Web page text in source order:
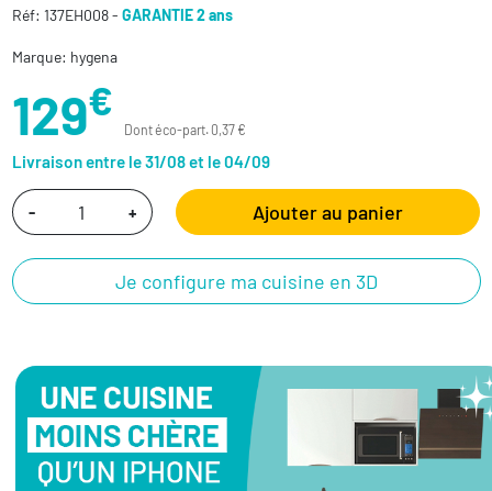
Réf: 137EH008 - GARANTIE 2 ans
Marque: hygena
129€
Dont éco-part. 0,37 €
Livraison entre le 31/08 et le 04/09
- + Ajouter au panier
Je configure ma cuisine en 3D